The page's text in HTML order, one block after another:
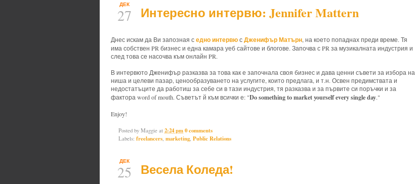
ДЕК
27 Интересно интервю: Jennifer Mattern
Днес искам да Ви запозная седно интервюсДженифър Матърн, на което попаднах преди време. Тя
има собствен PR бизнес и една камара уеб сайтове и блогове. Започва с PR за музикалната индустрия и
след това се насочва към онлайн PR.
В интервюто Дженифър разказва за това как е започнала своя бизнес и дава ценни съвети за избора на
ниша и целеви пазар, ценообразуването на услугите, които предлага, и т.н. Освен предимствата и
недостатъците да работиш за себе си в тази индустрия, тя разказва и за първите си поръчки и за
фактора word of mouth. Съветът й към всички е: "Do something to market yourself every single day."
Enjoy!
Posted by Maggie at 2:24 pm0 comments
Labels: freelancers, marketing, Public Relations
ДЕК
25 Весела Коледа!